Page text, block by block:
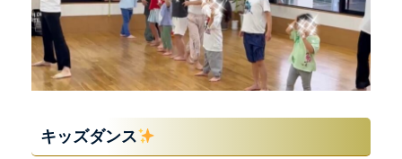
キッズダンス